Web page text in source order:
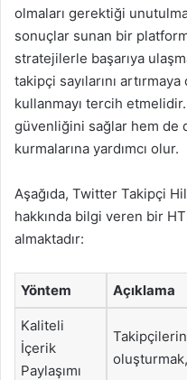
olmaları gerektiği
sonuçlar sunan bir
stratejilerle başarıya
takipçi sayılarını
kullanmayı tercih
güvenliğini sağlar hem de
kurmalarına yardımcı olur.
Aşağıda, Twitter Takipçi
hakkında bilgi veren bir
almaktadır:
Yöntem Açıklama
Kaliteli
İçerik
Paylaşımı